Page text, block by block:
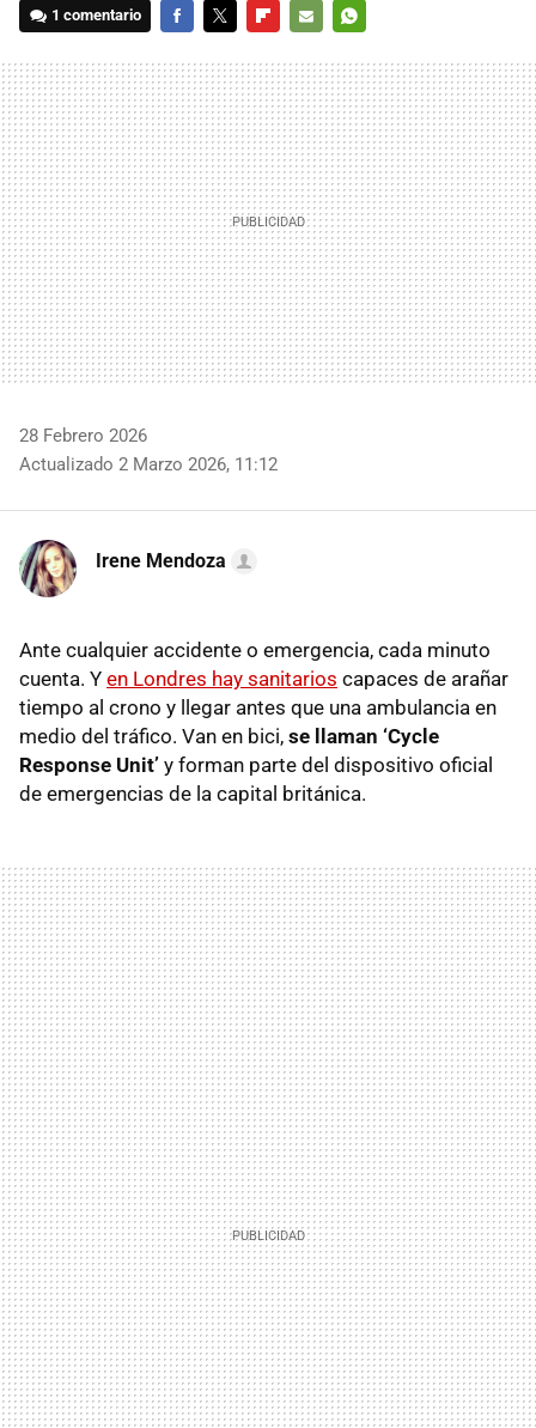
1 comentario
MAIL
28 Febrero 2026
Actualizado 2 Marzo 2026, 11:12
Irene Mendoza
Ante cualquier accidente o emergencia, cada minuto
cuenta. Y en Londres hay sanitarios capaces de arañar
tiempo al crono y llegar antes que una ambulancia en
medio del tráfico. Van en bici, se llaman ‘Cycle
Response Unit’ y forman parte del dispositivo oficial
de emergencias de la capital británica.